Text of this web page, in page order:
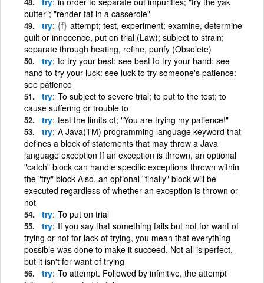
butter"; "render fat in a casserole"
try {f} attempt; test, experiment; examine, determine
guilt or innocence, put on trial (Law); subject to strain;
separate through heating, refine, purify (Obsolete)
try to try your best: see best to try your hand: see
hand to try your luck: see luck to try someone's patience:
see patience
try To subject to severe trial; to put to the test; to
cause suffering or trouble to
try test the limits of; "You are trying my patience!"
try A Java(TM) programming language keyword that
defines a block of statements that may throw a Java
language exception If an exception is thrown, an optional
"catch" block can handle specific exceptions thrown within
the "try" block Also, an optional "finally" block will be
executed regardless of whether an exception is thrown or
not
try To put on trial
try If you say that something fails but not for want of
trying or not for lack of trying, you mean that everything
possible was done to make it succeed. Not all is perfect,
but it isn't for want of trying
try To attempt. Followed by infinitive, the attempt